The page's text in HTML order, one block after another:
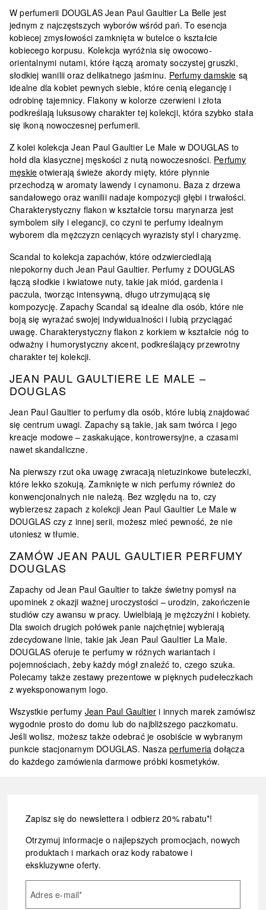
W perfumerii DOUGLASJean Paul Gaultier La Belle jest
jednym z najczęstszych wyborów wśród pań. To esencja
kobiecej zmysłowości zamknięta w butelce o kształcie
kobiecego korpusu. Kolekcja wyróżnia się owocowo-
orientalnymi nutami, które łączą aromaty soczystej gruszki,
słodkiej wanilii oraz delikatnego jaśminu. Perfumy damskie są
idealne dla kobiet pewnych siebie, które cenią elegancję i
odrobinę tajemnicy. Flakony w kolorze czerwieni i złota
podkreślają luksusowy charakter tej kolekcji, która szybko stała
się ikoną nowoczesnej perfumerii.
Z kolei kolekcjaJean Paul Gaultier Le Male w DOUGLAS to
hołd dla klasycznej męskości z nutą nowoczesności. Perfumy
męskie otwierają świeże akordy mięty, które płynnie
przechodzą w aromaty lawendy i cynamonu. Baza z drzewa
sandałowego oraz wanilii nadaje kompozycji głębi i trwałości.
Charakterystyczny flakon w kształcie torsu marynarza jest
symbolem siły i elegancji, co czyni te perfumy idealnym
wyborem dla mężczyzn ceniących wyrazisty styl i charyzmę.
Scandal to kolekcja zapachów, które odzwierciedlają
niepokorny duch Jean Paul Gaultier. Perfumy z DOUGLAS
łączą słodkie i kwiatowe nuty, takie jak miód, gardenia i
paczula, tworząc intensywną, długo utrzymującą się
kompozycję. Zapachy Scandal są idealne dla osób, które nie
boją się wyrażać swojej indywidualności i lubią przyciągać
uwagę.Charakterystyczny flakon z korkiem w kształcie nóg to
odważny i humorystyczny akcent, podkreślający przewrotny
charakter tej kolekcji.
JEAN PAUL GAULTIERE LE MALE –
DOUGLAS
Jean Paul Gaultier to perfumy dla osób, które lubią znajdować
się centrum uwagi. Zapachy są takie, jak sam twórca i jego
kreacje modowe –zaskakujące, kontrowersyjne, a czasami
nawet skandaliczne.
Na pierwszy rzut oka uwagę zwracają nietuzinkowe buteleczki,
które lekko szokują. Zamknięte w nich perfumy również do
konwencjonalnych nie należą. Bez względu na to, czy
wybierzesz zapach z kolekcji Jean Paul Gaultier Le Male w
DOUGLAS czy z innej serii, możesz mieć pewność, że nie
utoniesz w tłumie.
ZAMÓW JEAN PAUL GAULTIER PERFUMY
DOUGLAS
Zapachy od Jean Paul Gaultier to także świetny pomysł na
upominek z okazji ważnej uroczystości – urodzin, zakończenie
studiów czy awansu w pracy. Uwielbiają je mężczyźni i kobiety.
Dla swoich drugich połówek panie najchętniej wybierają
zdecydowane linie, takie jak Jean Paul Gaultier La Male.
DOUGLAS oferuje te perfumy w różnych wariantach i
pojemnościach, żeby każdy mógł znaleźć to, czego szuka.
Polecamy także zestawy prezentowe w pięknych pudełeczkach
z wyeksponowanym logo.
Wszystkie perfumy Jean Paul Gaultier i innych marek zamówisz
wygodnie prosto do domu lub do najbliższego paczkomatu.
Jeśli wolisz, możesz także odebrać je osobiście w wybranym
punkcie stacjonarnym DOUGLAS. Naszaperfumeria dołącza
do każdego zamówieniadarmowe próbki kosmetyków.
Zapisz się do newslettera i odbierz 20% rabatu*!
Otrzymuj informacje o najlepszych promocjach, nowych
produktach i markach oraz kody rabatowe i
ekskluzywne oferty.
Adres e-mail*